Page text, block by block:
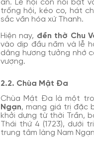
an. Lễ hội còn nổi bật
trống hội, kéo co, hát
sắc văn hóa xứ Thanh.
Hiện nay, đền thờ Chu
vào dịp đầu năm và lễ
dâng hương tưởng nhớ
vượng.
2.2. Chùa Mật Đa
Chùa Mật Đa là một
Ngạn, mang giá trị đặc
khởi dựng từ thời Trần,
Thái thứ 4 (1723), dưới
trung tâm làng Nam